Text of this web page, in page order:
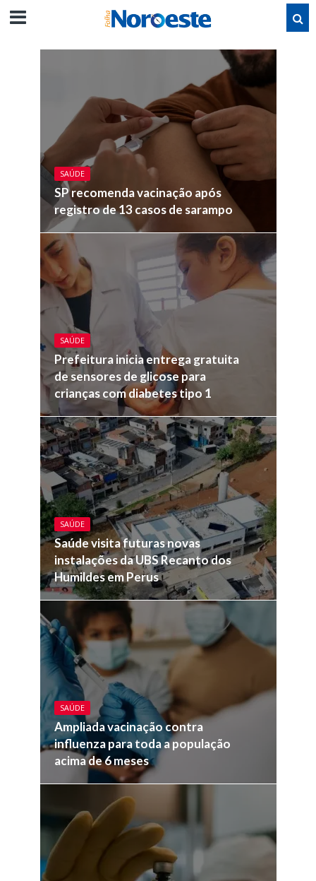
SAÚDE
SP recomenda vacinação após
registro de 13 casos de sarampo
SAÚDE
Prefeitura inicia entrega gratuita
de sensores de glicose para
crianças com diabetes tipo 1
SAÚDE
Saúde visita futuras novas
instalações da UBS Recanto dos
Humildes em Perus
SAÚDE
Ampliada vacinação contra
influenza para toda a população
acima de 6 meses